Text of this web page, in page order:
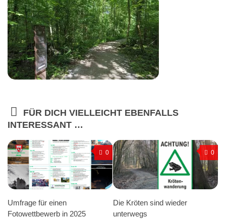
FÜR DICH VIELLEICHT EBENFALLS
INTERESSANT …
0
Umfrage für einen
Fotowettbewerb in 2025
0
Die Kröten sind wieder
unterwegs